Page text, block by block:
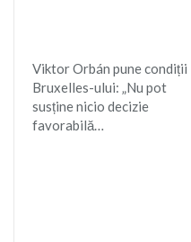
Viktor Orbán pune condiții
Bruxelles-ului: „Nu pot
susține nicio decizie
favorabilă…